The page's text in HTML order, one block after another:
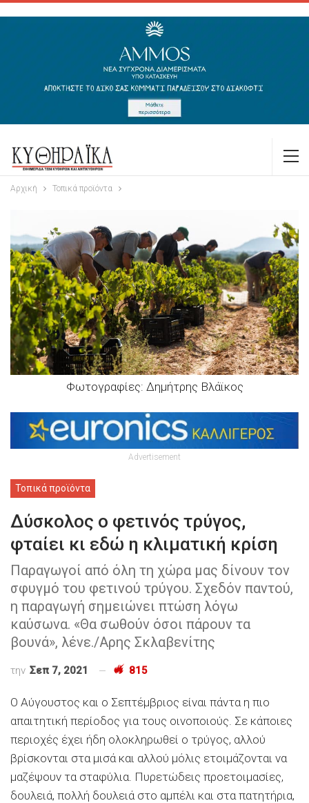
Αρχική Τοπικά προϊόντα
Φωτογραφίες: Δημήτρης Βλάϊκος
Advertisement
Τοπικά προϊόντα
Δύσκολος ο φετινός τρύγος,
φταίει κι εδώ η κλιματική κρίση
Παραγωγοί από όλη τη χώρα μας δίνουν τον
σφυγμό του φετινού τρύγου. Σχεδόν παντού,
η παραγωγή σημειώνει πτώση λόγω
καύσωνα. «Θα σωθούν όσοι πάρουν τα
βουνά», λένε./Aρης Σκλαβενίτης
την Σεπ 7, 2021 815
Ο Αύγουστος και ο Σεπτέμβριος είναι πάντα η πιο
απαιτητική περίοδος για τους οινοποιούς. Σε κάποιες
περιοχές έχει ήδη ολοκληρωθεί ο τρύγος, αλλού
βρίσκονται στα μισά και αλλού μόλις ετοιμάζονται να
μαζέψουν τα σταφύλια. Πυρετώδεις προετοιμασίες,
δουλειά, πολλή δουλειά στο αμπέλι και στα πατητήρια,